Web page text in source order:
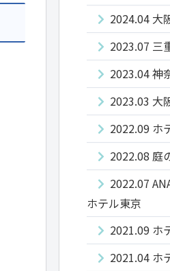
2024.04 大
2023.07 三
2023.04 神
2023.03 大
2022.09 ホ
2022.08 庭
2022.07
ホテル東京
2021.09 ホ
2021.04 ホ